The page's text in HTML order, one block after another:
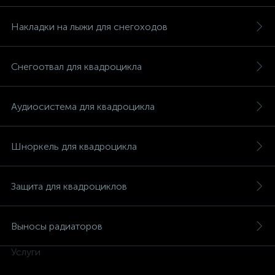
Накладки на лыжи для снегоходов
Снегоотвал для квадроцикла
Аудиосистема для квадроцикла
Шноркель для квадроцикла
Защита для квадроциклов
Выносы радиаторов
Услуги